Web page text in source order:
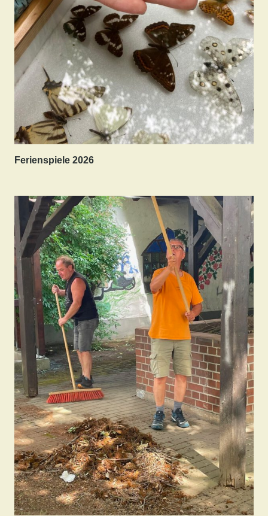
Ferienspiele 2026